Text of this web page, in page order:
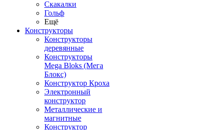
Скакалки
Гольф
Ещё
Конструкторы
Конструкторы
деревянные
Конструкторы
Mega Bloks (Мега
Блокс)
Конструктор Кроха
Электронный
конструктор
Металлические и
магнитные
Конструктор